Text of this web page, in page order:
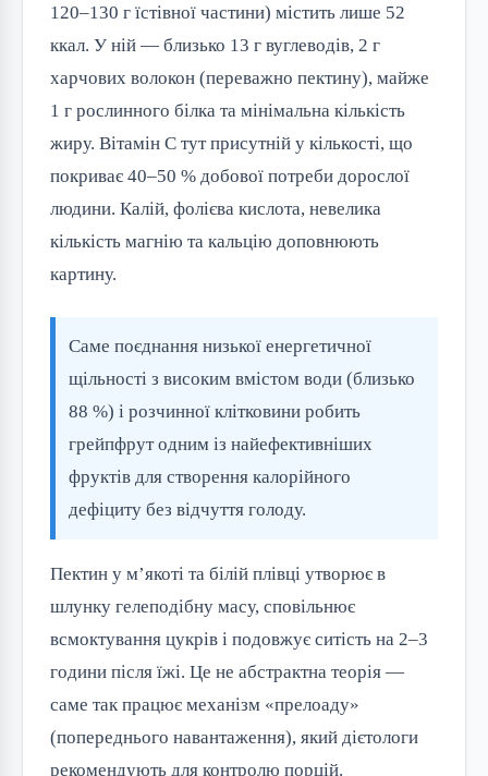
120–130 г їстівної частини) містить лише 52
ккал. У ній — близько 13 г вуглеводів, 2 г
харчових волокон (переважно пектину), майже
1 г рослинного білка та мінімальна кількість
жиру. Вітамін С тут присутній у кількості, що
покриває 40–50 % добової потреби дорослої
людини. Калій, фолієва кислота, невелика
кількість магнію та кальцію доповнюють
картину.
Саме поєднання низької енергетичної
щільності з високим вмістом води (близько
88 %) і розчинної клітковини робить
грейпфрут одним із найефективніших
фруктів для створення калорійного
дефіциту без відчуття голоду.
Пектин у м’якоті та білій плівці утворює в
шлунку гелеподібну масу, сповільнює
всмоктування цукрів і подовжує ситість на 2–3
години після їжі. Це не абстрактна теорія —
саме так працює механізм «прелоаду»
(попереднього навантаження), який дієтологи
рекомендують для контролю порцій.